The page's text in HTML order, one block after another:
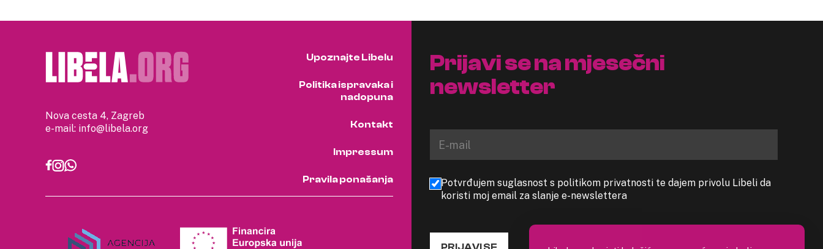
Nova cesta 4, Zagreb
e-mail: info@libela.org
Upoznajte Libelu
Politika ispravaka i
nadopuna
Kontakt
Impressum
Pravila ponašanja
Prijavi se na mjesečni
newsletter
Potvrđujem suglasnost s politikom privatnosti te dajem privolu Libeli da
koristi moj email za slanje e-newslettera